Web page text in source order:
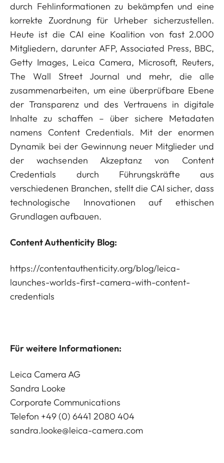
durch Fehlinformationen zu bekämpfen und eine
korrekte Zuordnung für Urheber sicherzustellen.
Heute ist die CAI eine Koalition von fast 2.000
Mitgliedern, darunter AFP, Associated Press, BBC,
Getty Images, Leica Camera, Microsoft, Reuters,
The Wall Street Journal und mehr, die alle
zusammenarbeiten, um eine überprüfbare Ebene
der Transparenz und des Vertrauens in digitale
Inhalte zu schaffen – über sichere Metadaten
namens Content Credentials. Mit der enormen
Dynamik bei der Gewinnung neuer Mitglieder und
der wachsenden Akzeptanz von Content
Credentials durch Führungskräfte aus
verschiedenen Branchen, stellt die CAI sicher, dass
technologische Innovationen auf ethischen
Grundlagen aufbauen.
Content Authenticity Blog:
https://contentauthenticity.org/blog/leica-
launches-worlds-first-camera-with-content-
credentials
Für weitere Informationen:
Leica Camera AG
Sandra Looke
Corporate Communications
Telefon +49 (0) 6441 2080 404
sandra.looke@leica-camera.com